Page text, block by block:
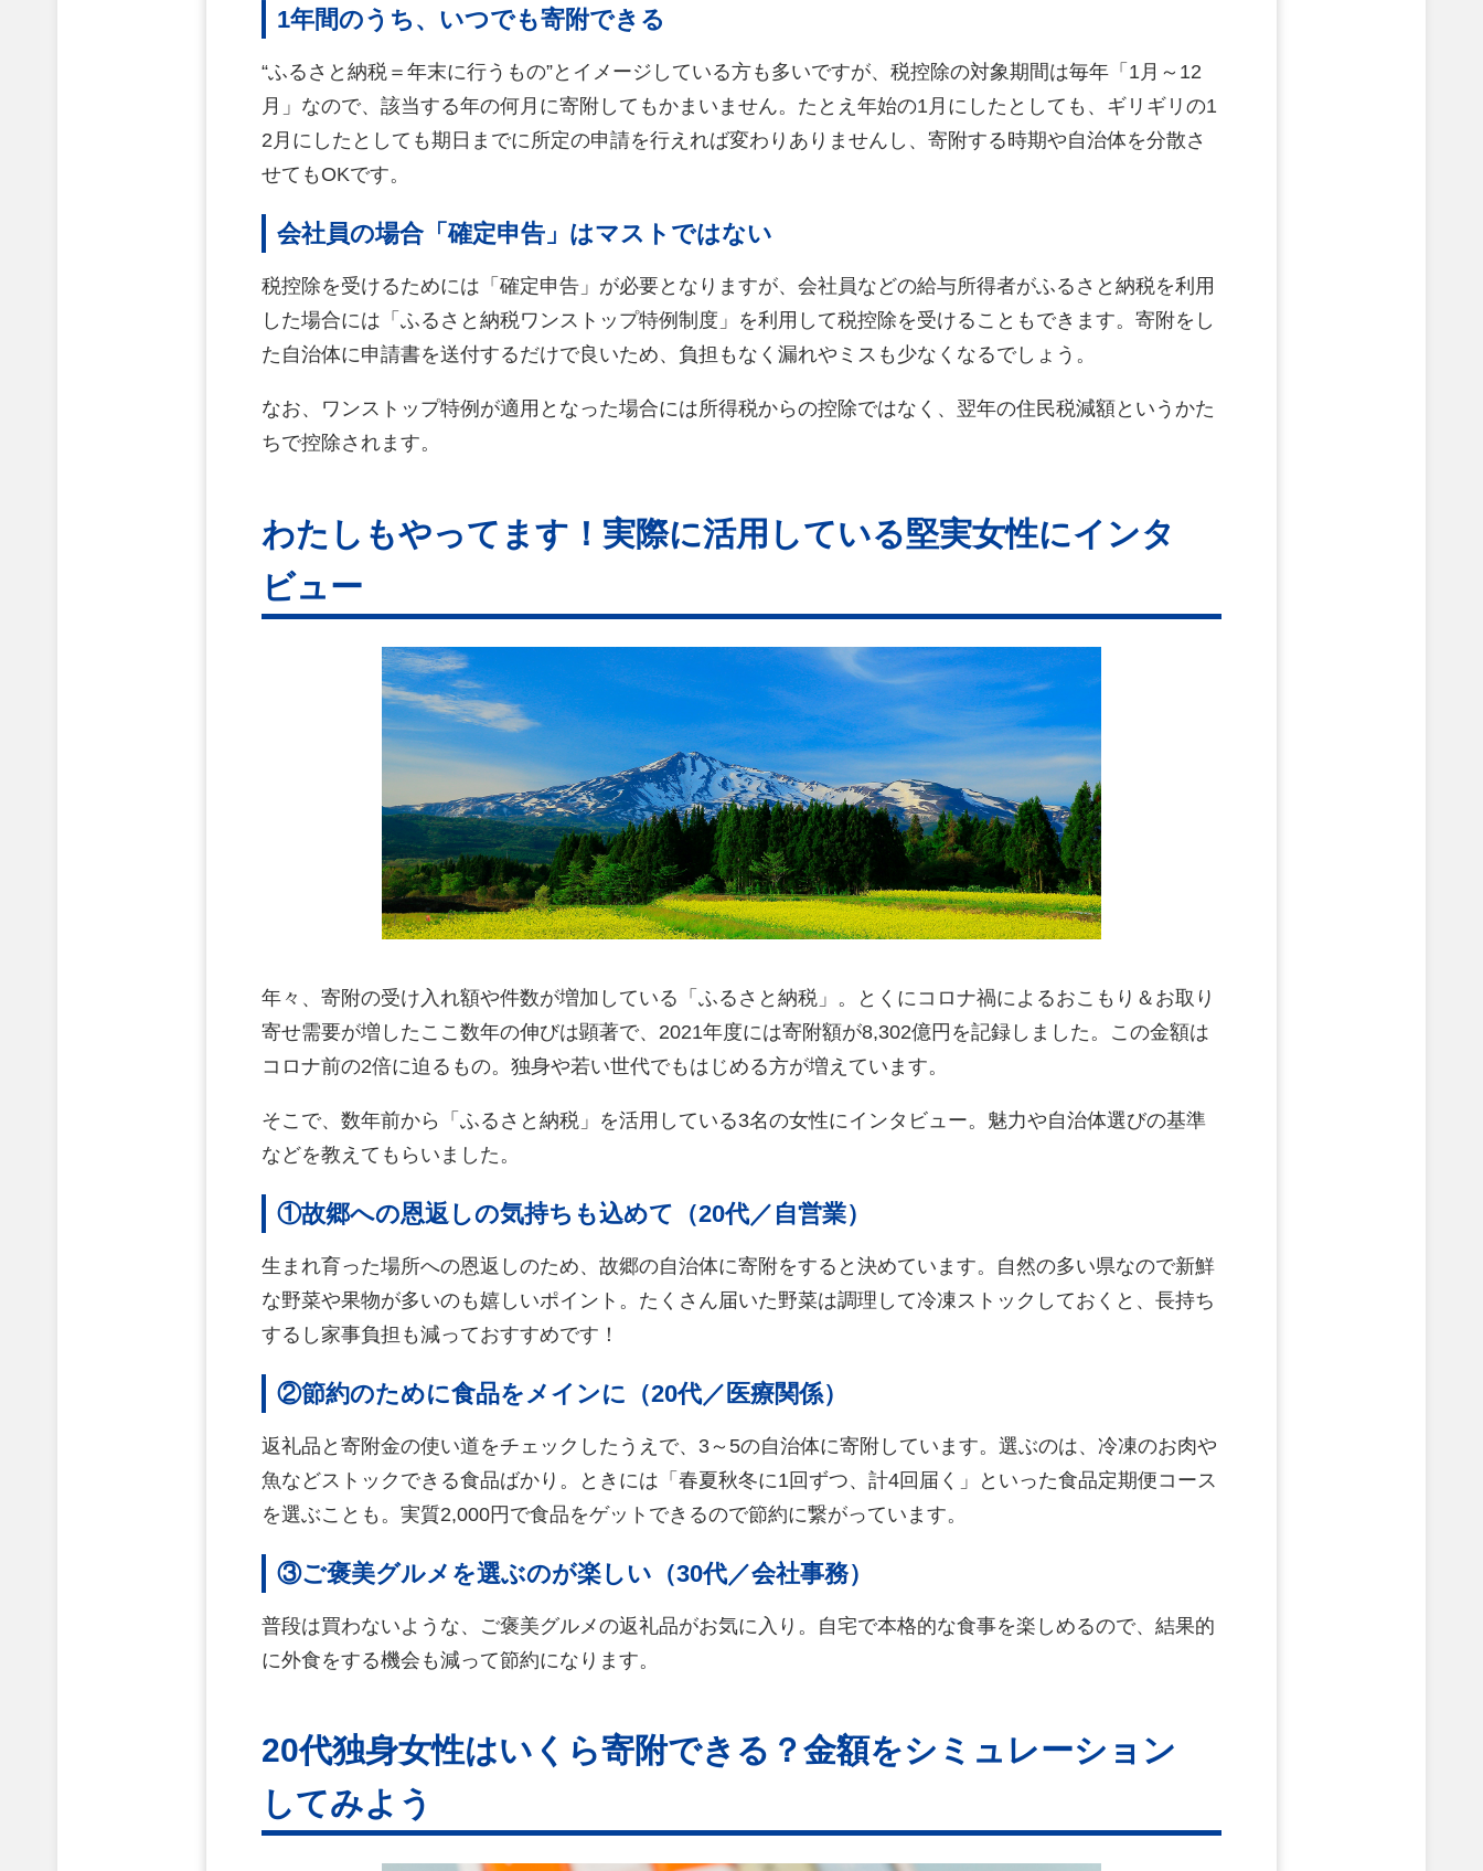
1年間のうち、いつでも寄附できる
“ふるさと納税＝年末に行うもの”とイメージしている方も多いですが、税控除の対象期間は毎年「1月～12
月」なので、該当する年の何月に寄附してもかまいません。たとえ年始の1月にしたとしても、ギリギリの1
2月にしたとしても期日までに所定の申請を行えれば変わりありませんし、寄附する時期や自治体を分散さ
せてもOKです。
会社員の場合「確定申告」はマストではない
税控除を受けるためには「確定申告」が必要となりますが、会社員などの給与所得者がふるさと納税を利用
した場合には「ふるさと納税ワンストップ特例制度」を利用して税控除を受けることもできます。寄附をし
た自治体に申請書を送付するだけで良いため、負担もなく漏れやミスも少なくなるでしょう。
なお、ワンストップ特例が適用となった場合には所得税からの控除ではなく、翌年の住民税減額というかた
ちで控除されます。
わたしもやってます！実際に活用している堅実女性にインタ
ビュー
年々、寄附の受け入れ額や件数が増加している「ふるさと納税」。とくにコロナ禍によるおこもり＆お取り
寄せ需要が増したここ数年の伸びは顕著で、2021年度には寄附額が8,302億円を記録しました。この金額は
コロナ前の2倍に迫るもの。独身や若い世代でもはじめる方が増えています。
そこで、数年前から「ふるさと納税」を活用している3名の女性にインタビュー。魅力や自治体選びの基準
などを教えてもらいました。
①故郷への恩返しの気持ちも込めて（20代／自営業）
生まれ育った場所への恩返しのため、故郷の自治体に寄附をすると決めています。自然の多い県なので新鮮
な野菜や果物が多いのも嬉しいポイント。たくさん届いた野菜は調理して冷凍ストックしておくと、長持ち
するし家事負担も減っておすすめです！
②節約のために食品をメインに（20代／医療関係）
返礼品と寄附金の使い道をチェックしたうえで、3～5の自治体に寄附しています。選ぶのは、冷凍のお肉や
魚などストックできる食品ばかり。ときには「春夏秋冬に1回ずつ、計4回届く」といった食品定期便コース
を選ぶことも。実質2,000円で食品をゲットできるので節約に繋がっています。
③ご褒美グルメを選ぶのが楽しい（30代／会社事務）
普段は買わないような、ご褒美グルメの返礼品がお気に入り。自宅で本格的な食事を楽しめるので、結果的
に外食をする機会も減って節約になります。
20代独身女性はいくら寄附できる？金額をシミュレーション
してみよう